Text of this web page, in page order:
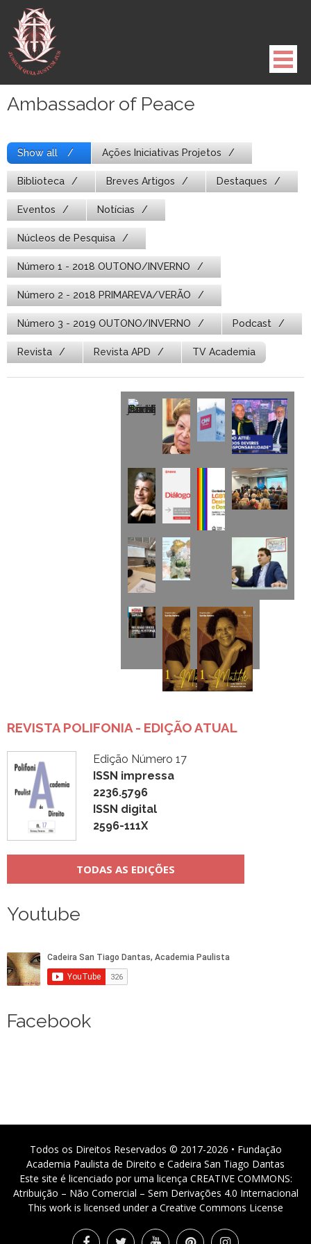
para
conteúdo
Ambassador of Peace
Show all Ações Iniciativas Projetos
Biblioteca Breves Artigos Destaques
Eventos Notícias
Núcleos de Pesquisa
Número 1 - 2018 OUTONO/INVERNO
Número 2 - 2018 PRIMAREVA/VERÃO
Número 3 - 2019 OUTONO/INVERNO Podcast
Revista Revista APD TV Academia
REVISTA POLIFONIA - EDIÇÃO ATUAL
Edição Número 17
ISSN impressa
2236.5796
ISSN digital
2596-111X
TODAS AS EDIÇÕES
Youtube
Facebook
Todos os Direitos Reservados © 2017-2026 • Fundação
Academia Paulista de Direito e Cadeira San Tiago Dantas
Este site é licenciado por uma licença CREATIVE COMMONS:
Atribuição – Não Comercial – Sem Derivações 4.0 Internacional
This work is licensed under a Creative Commons License